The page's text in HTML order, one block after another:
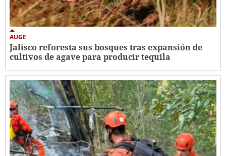
AUGE
Jalisco reforesta sus bosques tras expansión de
cultivos de agave para producir tequila